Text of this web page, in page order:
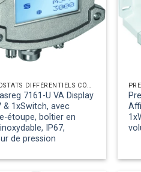
7161-U VA Display
& 1xSwitch, avec
étoupe, boîtier en
IP67,
de pression